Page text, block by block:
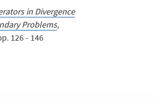
in Divergence
Problems,
126 - 146